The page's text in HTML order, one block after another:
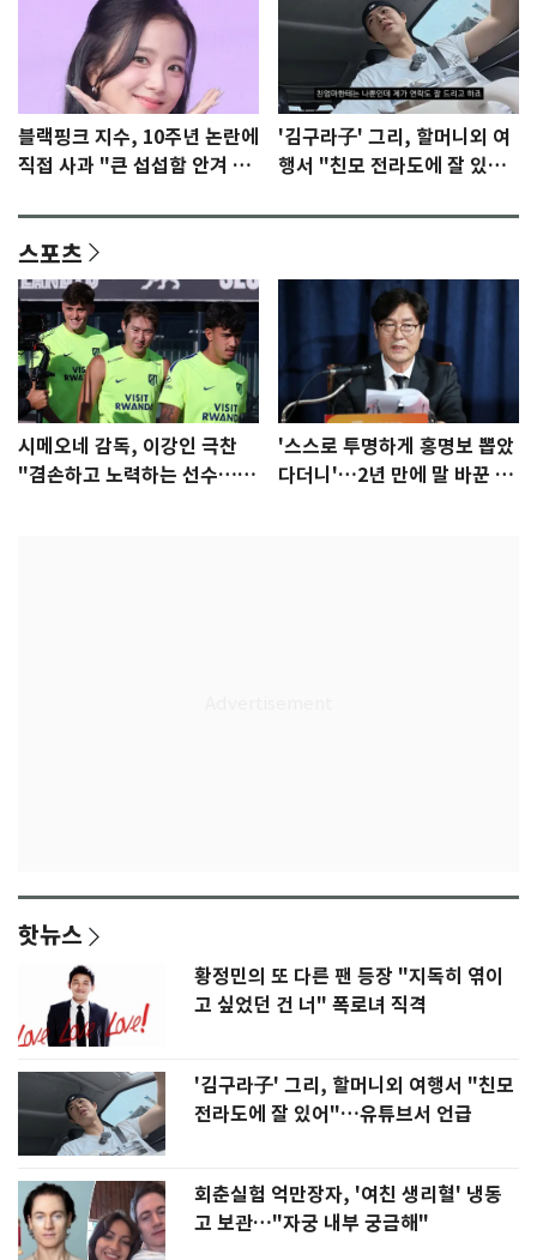
블랙핑크 지수, 10주년 논란에
직접 사과 "큰 섭섭함 안겨 미
'김구라子' 그리, 할머니외 여
행서 "친모 전라도에 잘 있
스포츠
시메오네 감독, 이강인 극찬
"겸손하고 노력하는 선수…좋
'스스로 투명하게 홍명보 뽑았
다더니'…2년 만에 말 바꾼 이
핫뉴스
황정민의 또 다른 팬 등장 "지독히 엮이
고 싶었던 건 너" 폭로녀 직격
'김구라子' 그리, 할머니외 여행서 "친모
전라도에 잘 있어"…유튜브서 언급
회춘실험 억만장자, '여친 생리혈' 냉동
고 보관…"자궁 내부 궁금해"